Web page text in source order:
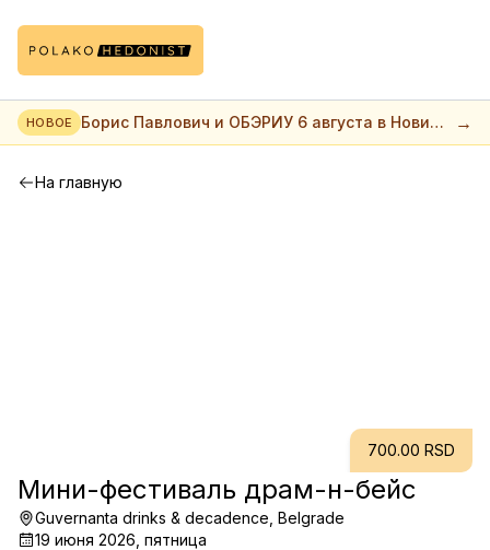
НОВОЕ
Борис Павлович и ОБЭРИУ 6 августа в Нови
саде
→
На главную
700.00 RSD
Мини-фестиваль драм-н-бейс
Guvernanta drinks & decadence, Belgrade
19 июня 2026, пятница